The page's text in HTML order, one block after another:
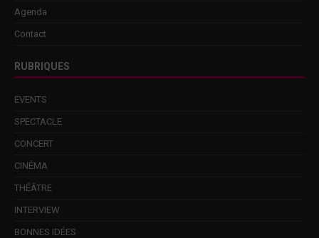
Agenda
Contact
RUBRIQUES
EVENTS
SPECTACLE
CONCERT
CINÉMA
THÉÂTRE
INTERVIEW
BONNES IDÉES